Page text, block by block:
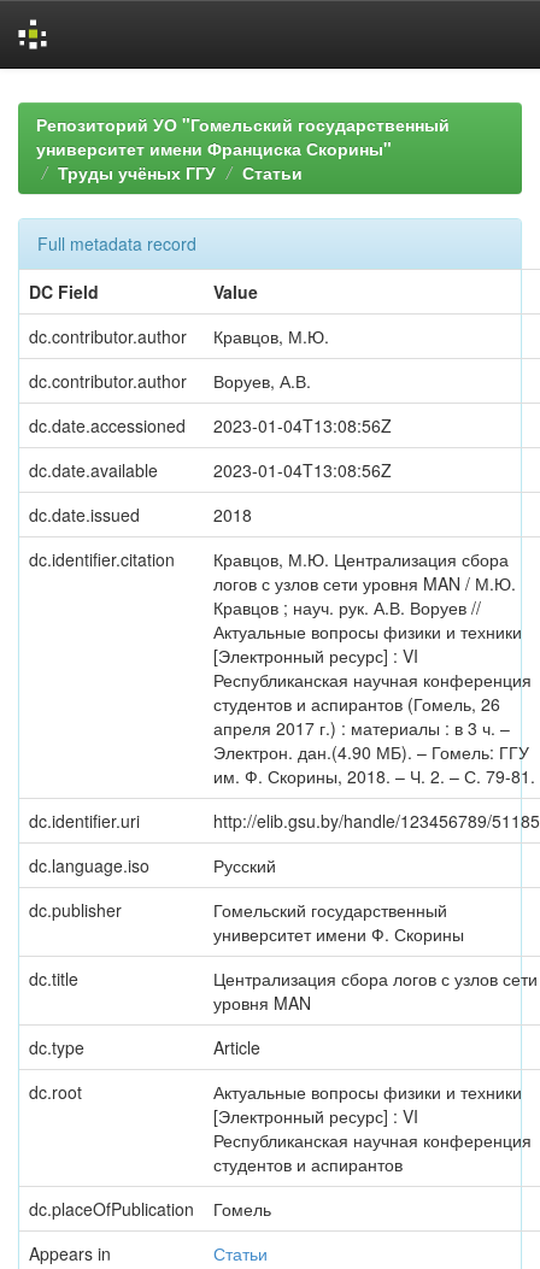
navigationРепозиторий УО "Гомельский государственный
университет имени Франциска Скорины"
Труды учёных ГГУ
Статьи
Full metadata record
DC Field
Value
dc.contributor.author
Кравцов, М.Ю.
dc.contributor.author
Воруев, А.В.
dc.date.accessioned
2023-01-04T13:08:56Z
dc.date.available
2023-01-04T13:08:56Z
dc.date.issued
2018
dc.identifier.citation
Кравцов, М.Ю. Централизация сбора
логов с узлов сети уровня MAN / М.Ю.
Кравцов ; науч. рук. А.В. Воруев //
Актуальные вопросы физики и техники
[Электронный ресурс] : VI
Республиканская научная конференция
студентов и аспирантов (Гомель, 26
апреля 2017 г.) : материалы : в 3 ч. –
Электрон. дан.(4.90 МБ). – Гомель: ГГУ
им. Ф. Скорины, 2018. – Ч. 2. – С. 79-81.
dc.identifier.uri
http://elib.gsu.by/handle/123456789/51185
dc.language.iso
Русский
dc.publisher
Гомельский государственный
университет имени Ф. Скорины
dc.title
Централизация сбора логов с узлов сети
уровня MAN
dc.type
Article
dc.root
Актуальные вопросы физики и техники
[Электронный ресурс] : VI
Республиканская научная конференция
студентов и аспирантов
dc.placeOfPublication
Гомель
Appears in
Статьи